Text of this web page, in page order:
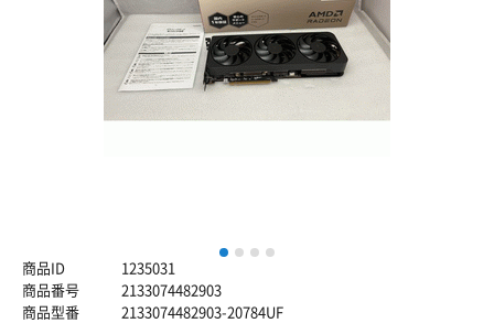
1 2 3
商品ID
1235031
商品番号
2133074482903
商品型番
2133074482903-20784UF